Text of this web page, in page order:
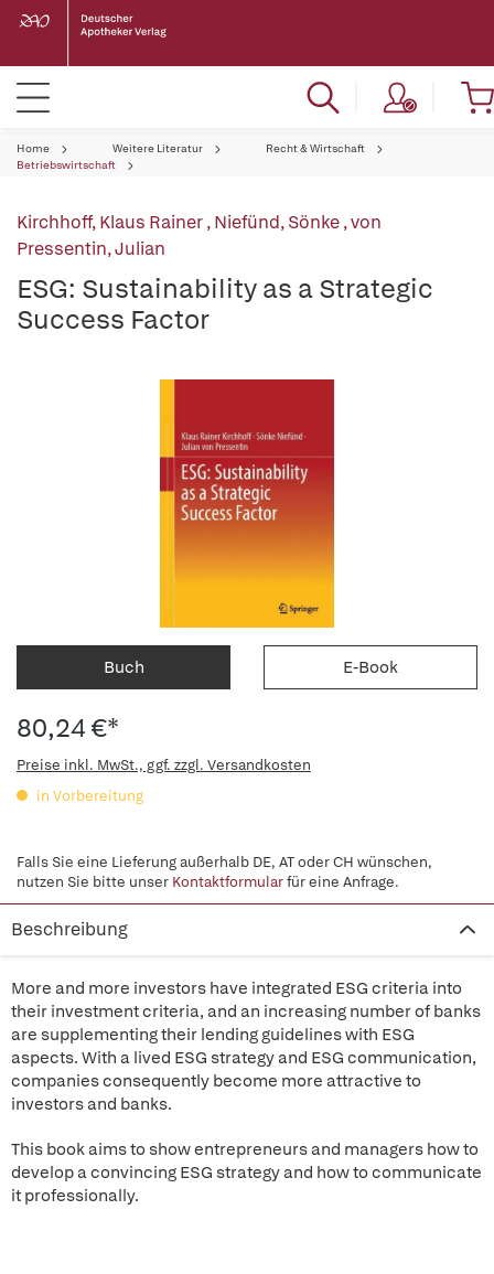
Home Weitere Literatur
Recht & Wirtschaft
Betriebswirtschaft
Kirchhoff, Klaus Rainer,Niefünd, Sönke,von
Pressentin, Julian
ESG: Sustainability as a Strategic
Success Factor
Buch E-Book
80,24 €*
Preise inkl. MwSt., ggf. zzgl. Versandkosten
in Vorbereitung
Falls Sie eine Lieferung außerhalb DE, AT oder CH wünschen,
nutzen Sie bitte unser Kontaktformularfür eine Anfrage.
Beschreibung
More and more investors have integrated ESG criteria into
their investment criteria, and an increasing number of banks
are supplementing their lending guidelines with ESG
aspects. With a lived ESG strategy and ESG communication,
companies consequently become more attractive to
investors and banks.
This book aims to show entrepreneurs and managers how to
develop a convincing ESG strategy and how to communicate
it professionally.